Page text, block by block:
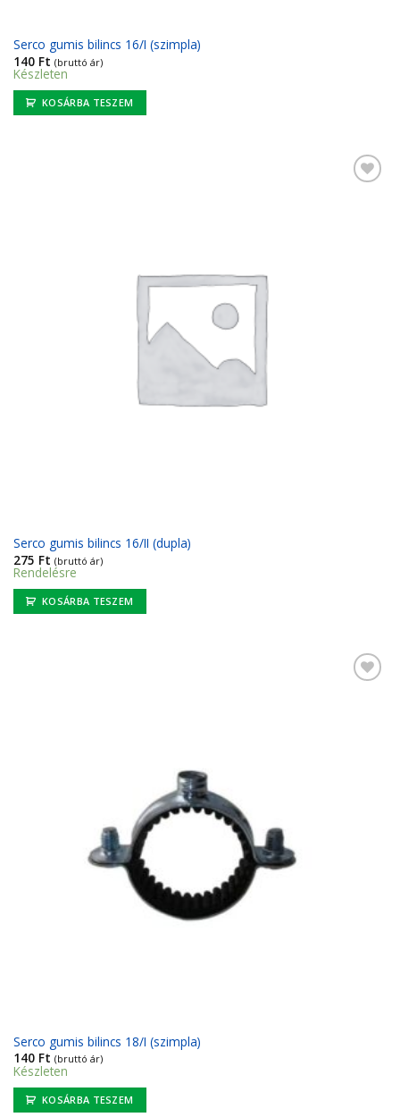
Serco gumis bilincs 16/I (szimpla)
140 Ft (bruttó ár)
Készleten
KOSÁRBA TESZEM
Serco gumis bilincs 16/II (dupla)
275 Ft (bruttó ár)
Rendelésre
KOSÁRBA TESZEM
Serco gumis bilincs 18/I (szimpla)
140 Ft (bruttó ár)
Készleten
KOSÁRBA TESZEM